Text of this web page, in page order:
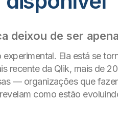
deixou de ser
experimental. Ela está se
recente da Qlik, mais de
— organizações que
como estão